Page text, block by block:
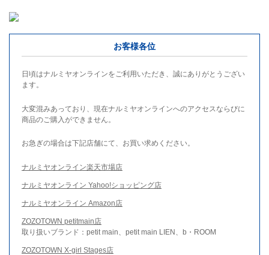
お客様各位
日頃はナルミヤオンラインをご利用いただき、誠にありがとうござい
ます。
大変混みあっており、現在ナルミヤオンラインへのアクセスならびに
商品のご購入ができません。
お急ぎの場合は下記店舗にて、お買い求めください。
ナルミヤオンライン楽天市場店
ナルミヤオンライン Yahoo!ショッピング店
ナルミヤオンライン Amazon店
ZOZOTOWN petitmain店
取り扱いブランド：petit main、petit main LIEN、b・ROOM
ZOZOTOWN X-girl Stages店